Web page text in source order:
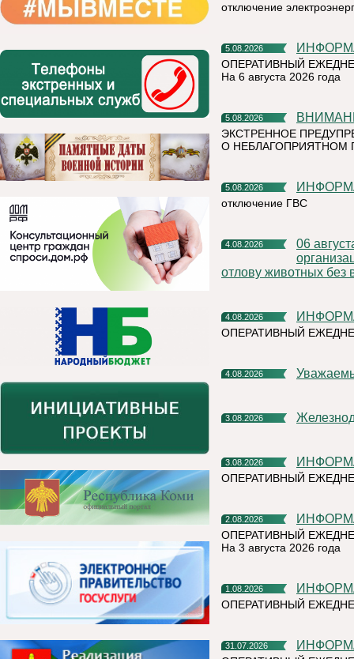
отключение
5.08.2026
ОПЕРАТИВНЫЙ
На 6 августа 2026 года
5.08.2026
ЭКСТРЕННОЕ
О НЕБЛАГОПРИЯТНОМ
5.08.2026
отключение ГВС
4.08.2026
06 августа 2026 года на территории Княжпогостского района,
отлову животных без
4.08.2026
ОПЕРАТИВНЫЙ
4.08.2026
3.08.2026
3.08.2026
ОПЕРАТИВНЫЙ
2.08.2026
ОПЕРАТИВНЫЙ
На 3 августа 2026 года
1.08.2026
ОПЕРАТИВНЫЙ
31.07.2026